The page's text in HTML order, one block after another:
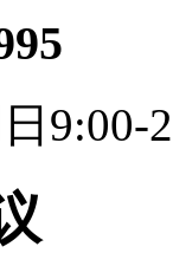
9:00-